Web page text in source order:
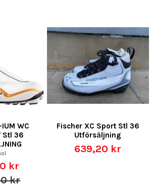
WC
Stl 36
kr
kr
Fischer XC Sport Stl 36
Utförsäljning
639,20 kr